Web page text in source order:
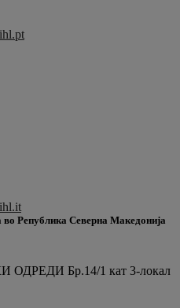
Република Северна Македонија
Бр.14/1 кат 3-локал